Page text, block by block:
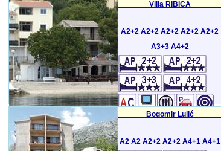
Villa RIBICA
A2+2 A2+2 A2+2 A2+2 A2+2
A3+3 A4+2
Bogomir Lulić
A2 A2 A2+2 A2+2 A4+1 A4+1